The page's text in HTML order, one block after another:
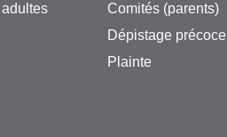
Comités (parents)
Dépistage précoce
Plainte